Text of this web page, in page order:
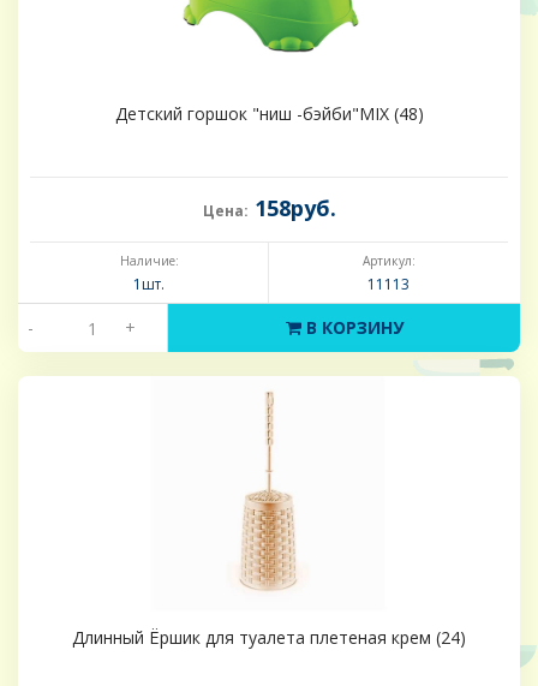
Детский горшок "ниш -бэйби"MIX (48)
Цена: 158руб.
Наличие:
1шт.
Артикул:
11113
- + В КОРЗИНУ
Длинный Ёршик для туалета плетеная крем (24)